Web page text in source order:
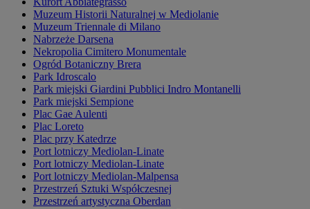
Muzeum Historii Naturalnej w Mediolanie
Muzeum Triennale di Milano
Nabrzeże Darsena
Nekropolia Cimitero Monumentale
Ogród Botaniczny Brera
Park Idroscalo
Park miejski Giardini Pubblici Indro Montanelli
Park miejski Sempione
Plac Gae Aulenti
Plac Loreto
Plac przy Katedrze
Port lotniczy Mediolan-Linate
Port lotniczy Mediolan-Linate
Port lotniczy Mediolan-Malpensa
Przestrzeń Sztuki Współczesnej
Przestrzeń artystyczna Oberdan